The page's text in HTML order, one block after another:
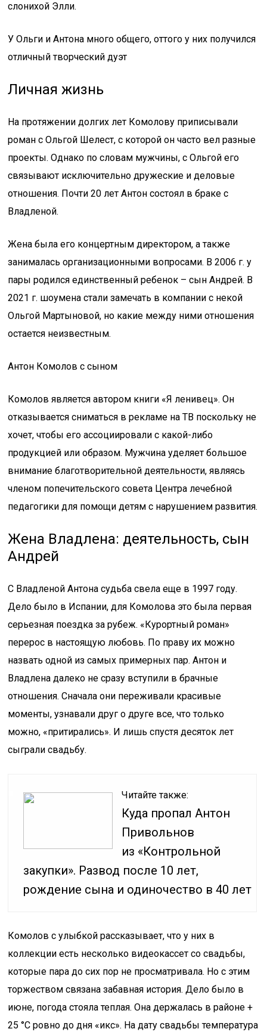
слонихой Элли.
У Ольги и Антона много общего, оттого у них получился
отличный творческий дуэт
Личная жизнь
На протяжении долгих лет Комолову приписывали
роман с Ольгой Шелест, с которой он часто вел разные
проекты. Однако по словам мужчины, с Ольгой его
связывают исключительно дружеские и деловые
отношения. Почти 20 лет Антон состоял в браке с
Владленой.
Жена была его концертным директором, а также
занималась организационными вопросами. В 2006 г. у
пары родился единственный ребенок – сын Андрей. В
2021 г. шоумена стали замечать в компании с некой
Ольгой Мартыновой, но какие между ними отношения
остается неизвестным.
Антон Комолов с сыном
Комолов является автором книги «Я ленивец». Он
отказывается сниматься в рекламе на ТВ поскольку не
хочет, чтобы его ассоциировали с какой-либо
продукцией или образом. Мужчина уделяет большое
внимание благотворительной деятельности, являясь
членом попечительского совета Центра лечебной
педагогики для помощи детям с нарушением развития.
Жена Владлена: деятельность, сын
Андрей
С Владленой Антона судьба свела еще в 1997 году.
Дело было в Испании, для Комолова это была первая
серьезная поездка за рубеж. «Курортный роман»
перерос в настоящую любовь. По праву их можно
назвать одной из самых примерных пар. Антон и
Владлена далеко не сразу вступили в брачные
отношения. Сначала они переживали красивые
моменты, узнавали друг о друге все, что только
можно, «притирались». И лишь спустя десяток лет
сыграли свадьбу.
Читайте также:
Куда пропал Антон
Привольнов
из «Контрольной
закупки». Развод после 10 лет,
рождение сына и одиночество в 40 лет
Комолов с улыбкой рассказывает, что у них в
коллекции есть несколько видеокассет со свадьбы,
которые пара до сих пор не просматривала. Но с этим
торжеством связана забавная история. Дело было в
июне, погода стояла теплая. Она держалась в районе +
25 °С ровно до дня «икс». На дату свадьбы температура